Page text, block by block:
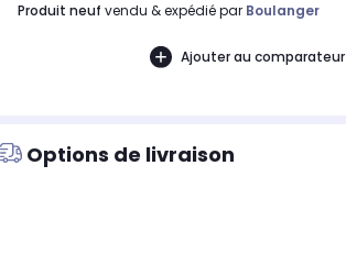
produit neuf vendu & expédié par Boulanger
Ajouter au comparateur
Options de livraison